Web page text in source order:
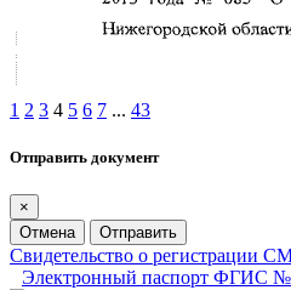
1 2 3 4 5 6 7 ... 43
Отправить документ
×
Отмена
Отправить
Свидетельство о регистрации
Электронный паспорт ФГИС